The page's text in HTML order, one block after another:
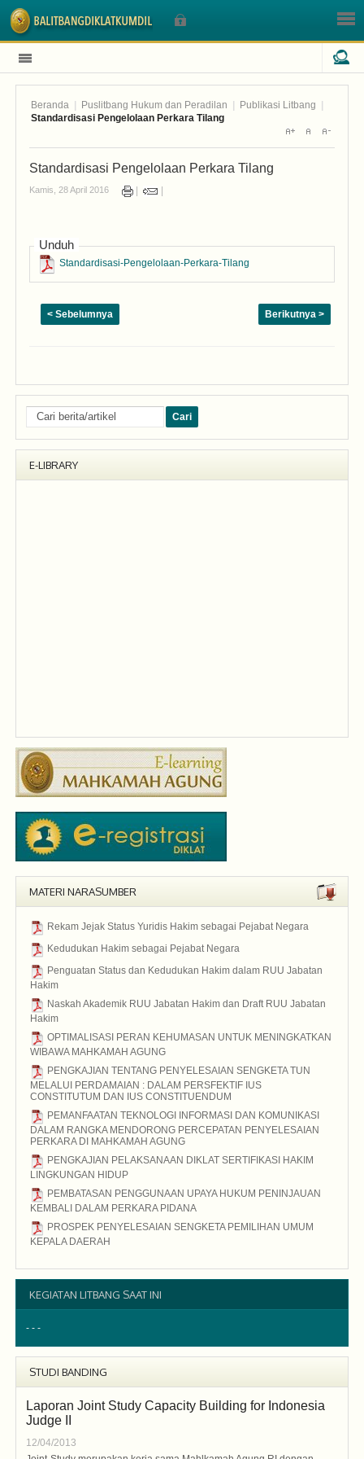
Beranda Puslitbang Hukum dan Peradilan Publikasi Litbang
Standardisasi Pengelolaan Perkara Tilang
Standardisasi Pengelolaan Perkara Tilang
Kamis, 28 April 2016
Unduh
Standardisasi-Pengelolaan-Perkara-Tilang
< Sebelumnya Berikutnya >
E-LIBRARY
MATERI NARASUMBER
Rekam Jejak Status Yuridis Hakim sebagai Pejabat Negara
Kedudukan Hakim sebagai Pejabat Negara
Penguatan Status dan Kedudukan Hakim dalam RUU Jabatan
Hakim
Naskah Akademik RUU Jabatan Hakim dan Draft RUU Jabatan
Hakim
OPTIMALISASI PERAN KEHUMASAN UNTUK MENINGKATKAN
WIBAWA MAHKAMAH AGUNG
PENGKAJIAN TENTANG PENYELESAIAN SENGKETA TUN
MELALUI PERDAMAIAN : DALAM PERSFEKTIF IUS
CONSTITUTUM DAN IUS CONSTITUENDUM
PEMANFAATAN TEKNOLOGI INFORMASI DAN KOMUNIKASI
DALAM RANGKA MENDORONG PERCEPATAN PENYELESAIAN
PERKARA DI MAHKAMAH AGUNG
PENGKAJIAN PELAKSANAAN DIKLAT SERTIFIKASI HAKIM
LINGKUNGAN HIDUP
PEMBATASAN PENGGUNAAN UPAYA HUKUM PENINJAUAN
KEMBALI DALAM PERKARA PIDANA
PROSPEK PENYELESAIAN SENGKETA PEMILIHAN UMUM
KEPALA DAERAH
KEGIATAN LITBANG SAAT INI
- - -
STUDI BANDING
Laporan Joint Study Capacity Building for Indonesia
Judge II
12/04/2013
Sign In
Nama Pengguna
Lupa Sandi Anda?